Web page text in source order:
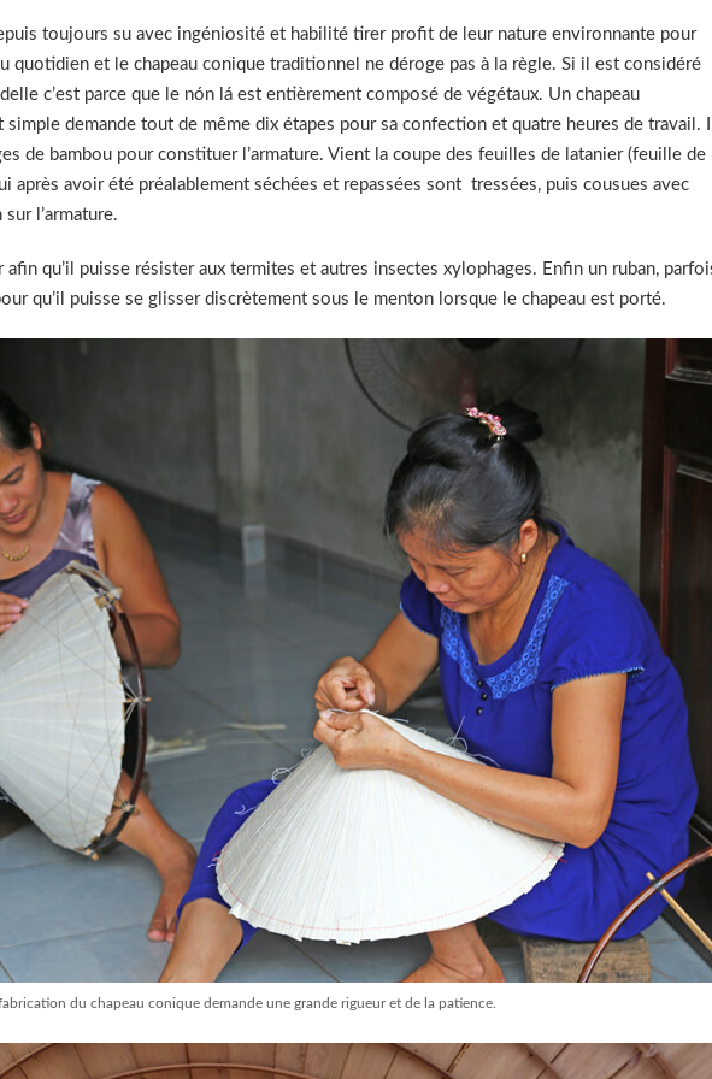
toujours su avec ingéniosité et habilité tirer profit de leur nature environnante pour
quotidien et le chapeau conique traditionnel ne déroge pas à la règle. Si il est considéré
c’est parce que le nón lá est entièrement composé de végétaux. Un chapeau
demande tout de même dix étapes pour sa confection et quatre heures de travail.
de bambou pour constituer l’armature. Vient la coupe des feuilles de latanier (feuille de
après avoir été préalablement séchées et repassées sont tressées, puis cousues avec
l’armature.
afin qu’il puisse résister aux termites et autres insectes xylophages. Enfin un ruban,
qu’il puisse se glisser discrètement sous le menton lorsque le chapeau est porté.
du chapeau conique demande une grande rigueur et de la patience.